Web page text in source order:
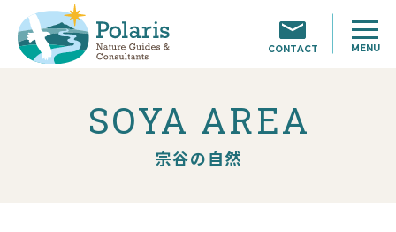
CONTACT MENU
SOYA AREA
宗谷の自然